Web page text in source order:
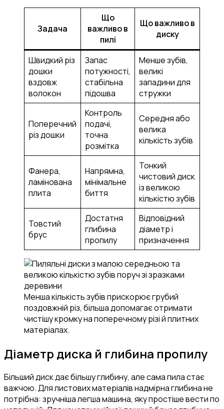
Задача
Що
важливо в
пилі
Що важливо в
диску
Швидкий різ
дошки
вздовж
волокон
Запас
потужності,
стабільна
підошва
Менше зубів,
великі
западини для
стружки
Поперечний
різ дошки
Контроль
подачі,
точна
розмітка
Середня або
велика
кількість зубів
Фанера,
ламінована
плита
Напрямна,
мінімальне
биття
Тонкий
чистовий диск
із великою
кількістю зубів
Товстий
брус
Достатня
глибина
пропилу
Відповідний
діаметр і
призначення
Менша кількість зубів прискорює грубий
поздовжній різ, більша допомагає отримати
чистішу кромку на поперечному різі й плитних
матеріалах.
Діаметр диска й глибина пропилу
Більший диск дає більшу глибину, але сама пила стає
важчою. Для листових матеріалів надмірна глибина не
потрібна: зручніша легша машина, яку простіше вести по